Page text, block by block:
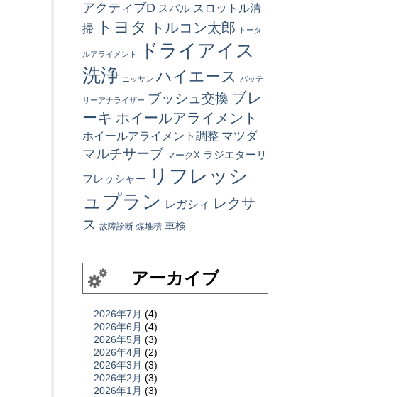
アクティブD スバル スロットル清
掃
トヨタ トルコン太郎 トータ
ルアライメント
ドライアイス
洗浄 ニッサン ハイエース バッテ
リーアナライザー ブッシュ交換 ブレ
ーキ ホイールアライメント
ホイールアライメント調整 マツダ
マルチサーブ マークX ラジエターリ
フレッシャー
リフレッシ
ュプラン レガシィ レクサ
ス 故障診断 煤堆積 車検
アーカイブ
2026年7月 (4)
2026年6月 (4)
2026年5月 (3)
2026年4月 (2)
2026年3月 (3)
2026年2月 (3)
2026年1月 (3)